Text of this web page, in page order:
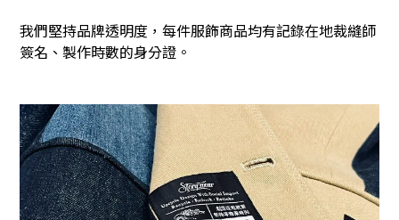
我們堅持品牌透明度，每件服飾商品均有記錄在地裁縫師
簽名、製作時數的身分證。